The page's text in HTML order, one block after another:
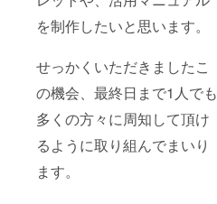
を制作したいと思います。
せっかくいただきましたこ
の機会、最終日まで1人でも
多くの方々に周知して頂け
るように取り組んでまいり
ます。